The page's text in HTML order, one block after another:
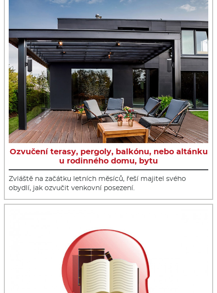
Ozvučení terasy, pergoly, balkónu, nebo altánku
u rodinného domu, bytu
Zvláště na začátku letních měsíců, řeší majitel svého
obydlí, jak ozvučit venkovní posezení.